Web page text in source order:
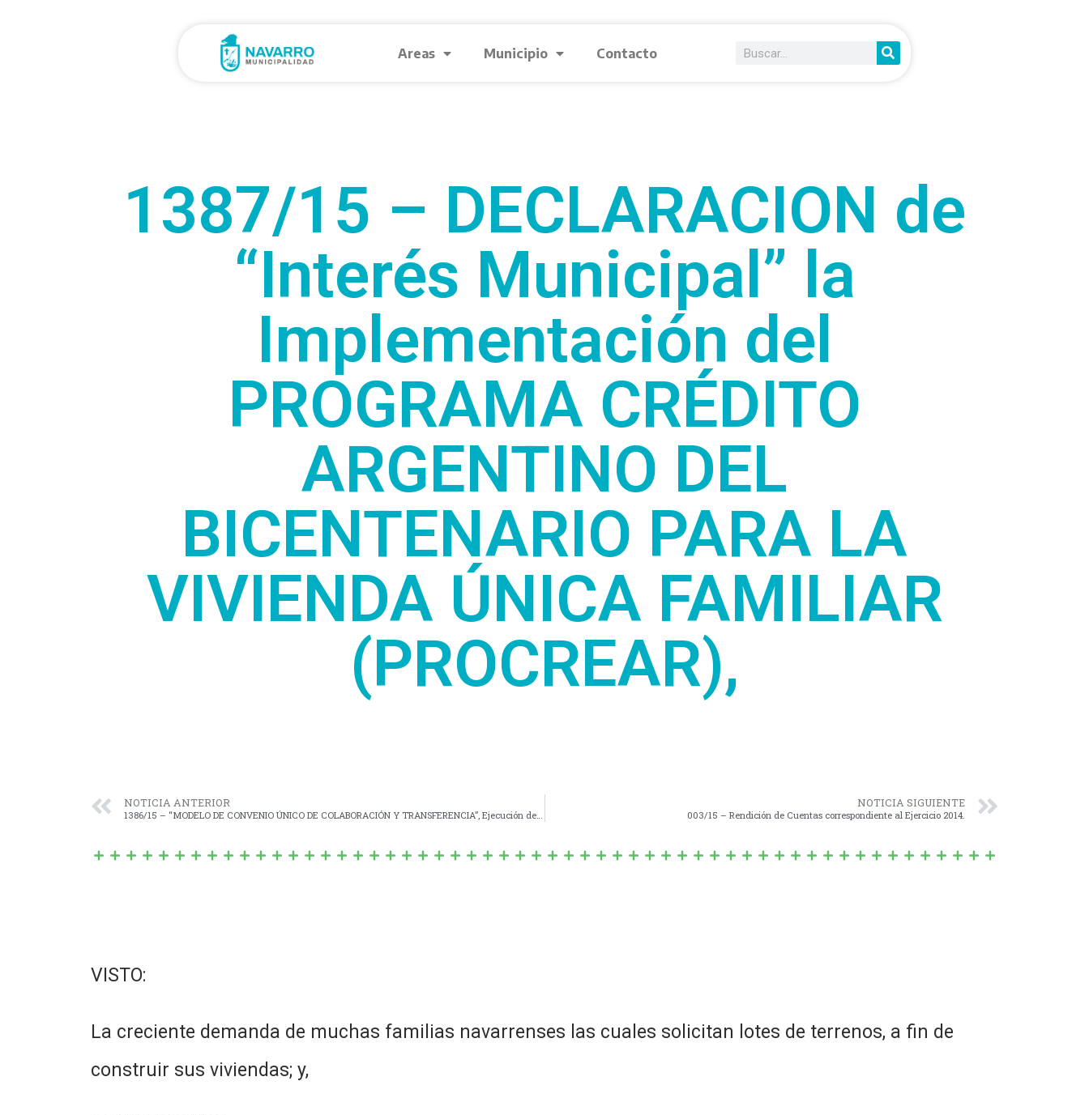
Areas Municipio Contacto
1387/15 – DECLARACION de
“Interés Municipal” la
Implementación del
PROGRAMA CRÉDITO
ARGENTINO DEL
BICENTENARIO PARA LA
VIVIENDA ÚNICA FAMILIAR
(PROCREAR),
NOTICIA ANTERIOR NOTICIA SIGUIENTE
003/15 – Rendición de Cuentas correspondiente al Ejercicio 2014.
VISTO:
La creciente demanda de muchas familias navarrenses las cuales solicitan lotes de terrenos, a fin de
construir sus viviendas; y,